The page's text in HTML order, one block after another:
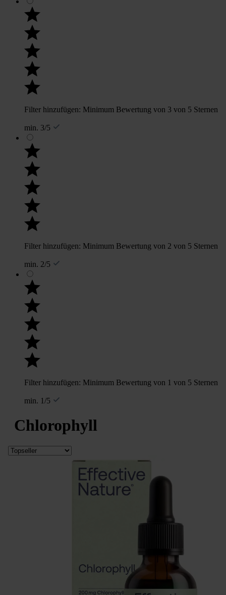
Filter hinzufügen: Minimum Bewertung von 3 von 5 Sternen
min. 3/5
Filter hinzufügen: Minimum Bewertung von 2 von 5 Sternen
min. 2/5
Filter hinzufügen: Minimum Bewertung von 1 von 5 Sternen
min. 1/5
Chlorophyll